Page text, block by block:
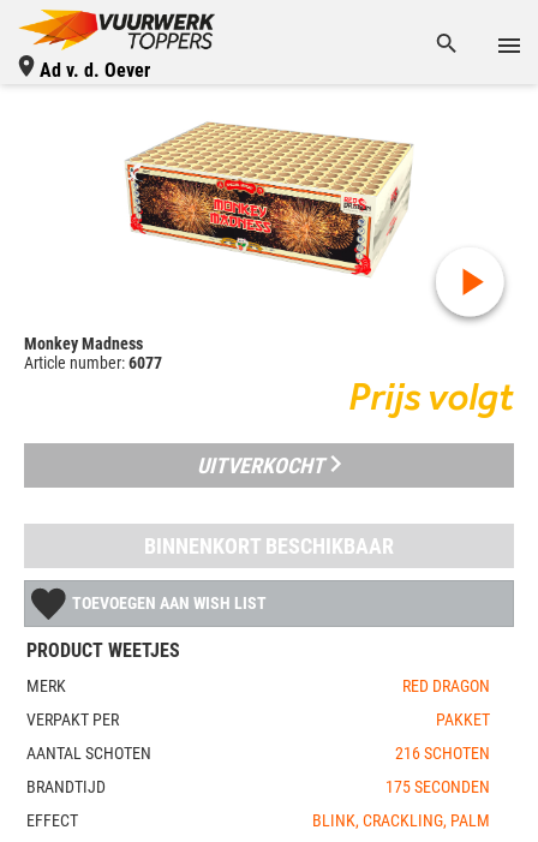
Ad v. d. Oever
Monkey Madness
Article number:6077
Prijs volgt
UITVERKOCHT
BINNENKORT BESCHIKBAAR
TOEVOEGEN AAN WISH LIST
PRODUCT WEETJES
MERK
RED DRAGON
VERPAKT PER
PAKKET
AANTAL SCHOTEN
216 SCHOTEN
BRANDTIJD
175 SECONDEN
EFFECT
BLINK, CRACKLING, PALM